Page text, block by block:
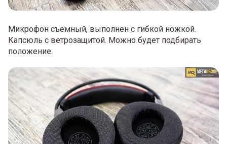
Микрофон съемный, выполнен с гибкой ножкой.
Капсюль с ветрозащитой. Можно будет подбирать
положение.